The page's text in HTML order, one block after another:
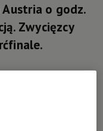
Austria o godz.
Zwycięzcy